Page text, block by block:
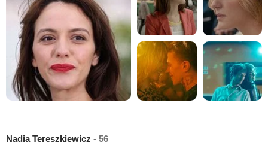
Nadia Tereszkiewicz - 56